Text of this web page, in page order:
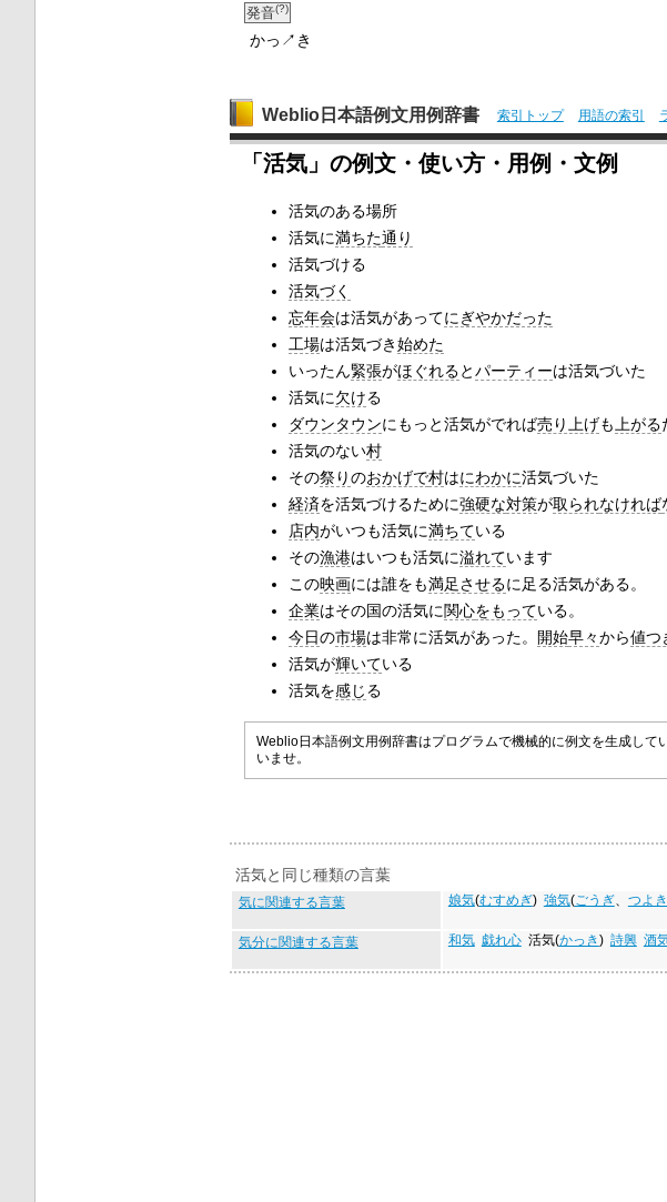
発音(?)
かっ↗き
Weblio日本語例文用例辞書 索引トップ 用語の索引
「活気」の例文・使い方・用例・文例
活気のある場所
活気に満ちた通り
活気づける
活気づく
忘年会は活気があってにぎやかだった
工場は活気づき始めた
いったん緊張がほぐれるとパーティーは活気づいた
活気に欠ける
ダウンタウンにもっと活気がでれば売り上げも上がる
活気のない村
その祭りのおかげで村はにわかに活気づいた
経済を活気づけるために強硬な対策が取られなければ
店内がいつも活気に満ちている
その漁港はいつも活気に溢れています
この映画には誰をも満足させるに足る活気がある。
企業はその国の活気に関心をもっている。
今日の市場は非常に活気があった。 開始早々から値つ
活気が輝いている
活気を感じる
Weblio日本語例文用例辞書はプログラムで機械的に例文を生成し
いませ。
活気と同じ種類の言葉
気に関連する言葉 娘気(むすめぎ) 強気( ごうぎ、 つよき
気分に関連する言葉 和気 戯れ心活気(かっき ) 詩興 酒